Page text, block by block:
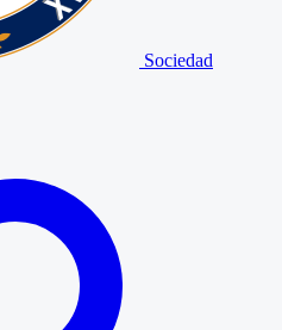
Sociedad